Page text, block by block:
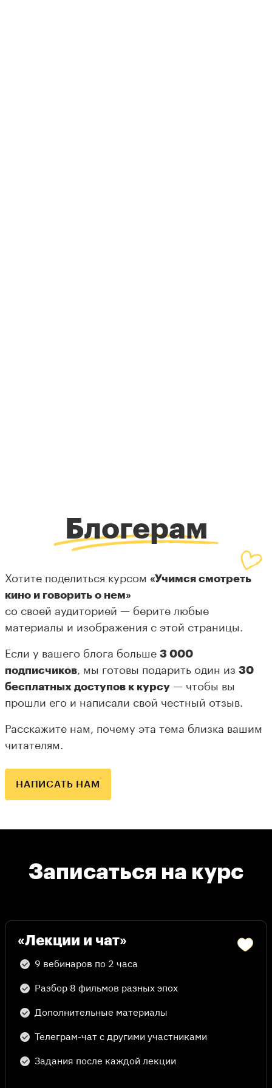
Лекции
Лекции курса доступны в записи в
их в удобном ритме.
шпаргалки и задания
Луис Бунюэль
Блогерам
Хотите поделиться курсом «Учимся смотреть
кино и говорить о нем»
со своей аудиторией — берите любые
материалы и изображения с этой страницы.
Если у вашего блога больше 3 000
подписчиков, мы готовы подарить один из 30
бесплатных доступов к курсу — чтобы вы
прошли его и написали свой честный отзыв.
Расскажите нам, почему эта тема близка вашим
читателям.
НАПИСАТЬ НАМ
Записаться на курс
«Лекции и чат»
9 вебинаров по 2 часа
Разбор 8 фильмов разных эпох
Дополнительные материалы
Телеграм-чат с другими участниками
Задания после каждой лекции